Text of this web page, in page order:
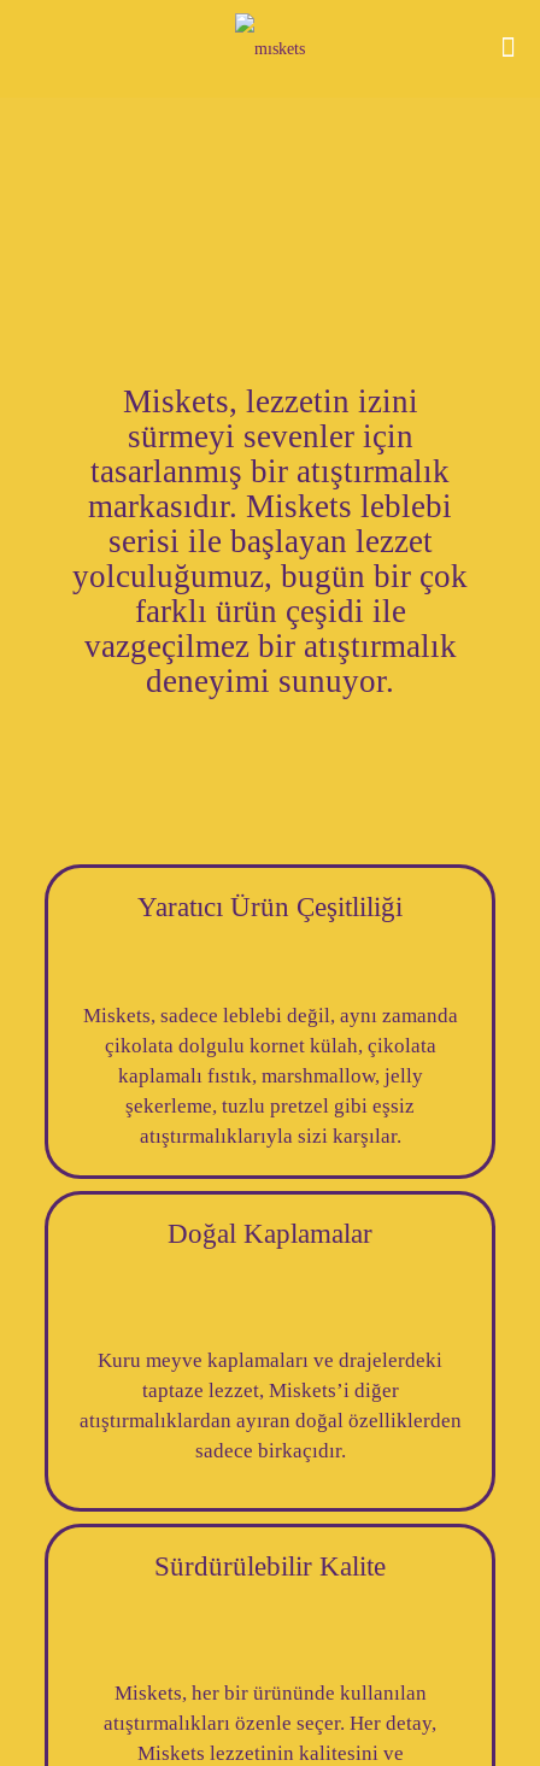
Miskets, lezzetin izini
sürmeyi sevenler için
tasarlanmış bir atıştırmalık
markasıdır. Miskets leblebi
serisi ile başlayan lezzet
yolculuğumuz, bugün bir çok
farklı ürün çeşidi ile
vazgeçilmez bir atıştırmalık
deneyimi sunuyor.
Yaratıcı Ürün Çeşitliliği
Miskets, sadece leblebi değil, aynı zamanda
çikolata dolgulu kornet külah, çikolata
kaplamalı fıstık, marshmallow, jelly
şekerleme, tuzlu pretzel gibi eşsiz
atıştırmalıklarıyla sizi karşılar.
Doğal Kaplamalar
Kuru meyve kaplamaları ve drajelerdeki
taptaze lezzet, Miskets’i diğer
atıştırmalıklardan ayıran doğal özelliklerden
sadece birkaçıdır.
Sürdürülebilir Kalite
Miskets, her bir ürününde kullanılan
atıştırmalıkları özenle seçer. Her detay,
Miskets lezzetinin kalitesini ve